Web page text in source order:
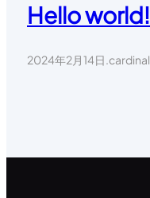
Hello world!
2024年2月14日.cardinal